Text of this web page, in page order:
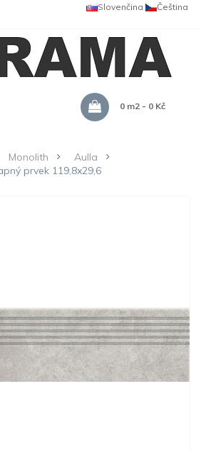
Čeština
Slovenčina
0 m2 - 0 Kč
Monolith
Aulla
prvek 119,8x29,6